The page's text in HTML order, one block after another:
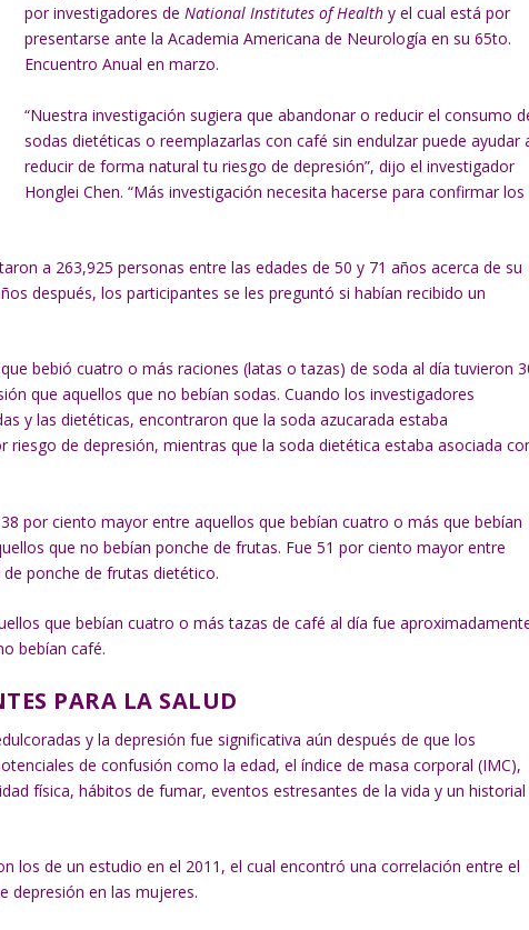
por investigadores deNational Institutes of Health y el cual está por
presentarse ante la Academia Americana de Neurología en su 65to.
Encuentro Anual en marzo.
“Nuestra investigación sugiera que abandonar o reducir el consumo
sodas dietéticas o reemplazarlas con café sin endulzar puede ayudar
reducir de forma natural tu riesgo de depresión”, dijo el investigador
Honglei Chen. “Más investigación necesita hacerse para confirmar los
a 263,925 personas entre las edades de 50 y 71 años acerca de su
después, los participantes se les preguntó si habían recibido un
bebió cuatro o más raciones (latas o tazas) de soda al día tuvieron
que aquellos que no bebían sodas. Cuando los investigadores
y las dietéticas, encontraron que la soda azucarada estaba
de depresión, mientras que la soda dietética estaba asociada
por ciento mayor entre aquellos que bebían cuatro o más que bebían
que no bebían ponche de frutas. Fue 51 por ciento mayor entre
ponche de frutas dietético.
que bebían cuatro o más tazas de café al día fue
bebían café.
PARA LA SALUD
y la depresión fue significativa aún después de que los
de confusión como la edad, el índice de masa corporal (IMC),
física, hábitos de fumar, eventos estresantes de la vida y un historial
los de un estudio en el 2011, el cual encontró una correlación entre el
depresión en las mujeres.